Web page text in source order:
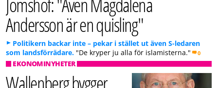
Andersson är en quisling"
Politikern backar inte – pekar i stället ut även S-ledaren
som landsförrädare. "De kryper ju alla för islamisterna." 0
EKONOMINYHETER
Wallenberg bygger